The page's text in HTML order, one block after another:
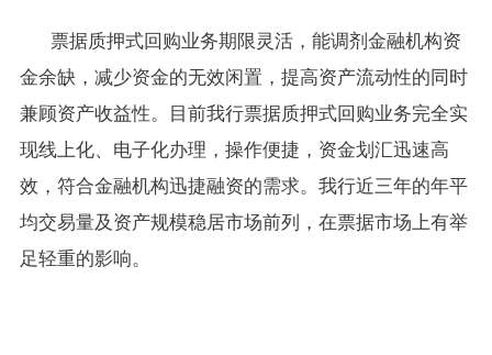
票据质押式回购业务期限灵活，能调剂金融机构资
金余缺，减少资金的无效闲置，提高资产流动性的同时
兼顾资产收益性。目前我行票据质押式回购业务完全实
现线上化、电子化办理，操作便捷，资金划汇迅速高
效，符合金融机构迅捷融资的需求。我行近三年的年平
均交易量及资产规模稳居市场前列，在票据市场上有举
足轻重的影响。